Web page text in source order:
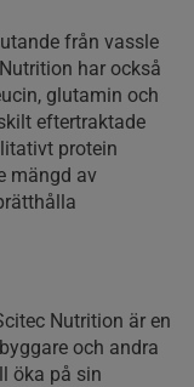
från vassle
har också
glutamin och
eftertraktade
protein
mängd av
Nutrition är en
och andra
öka på sin